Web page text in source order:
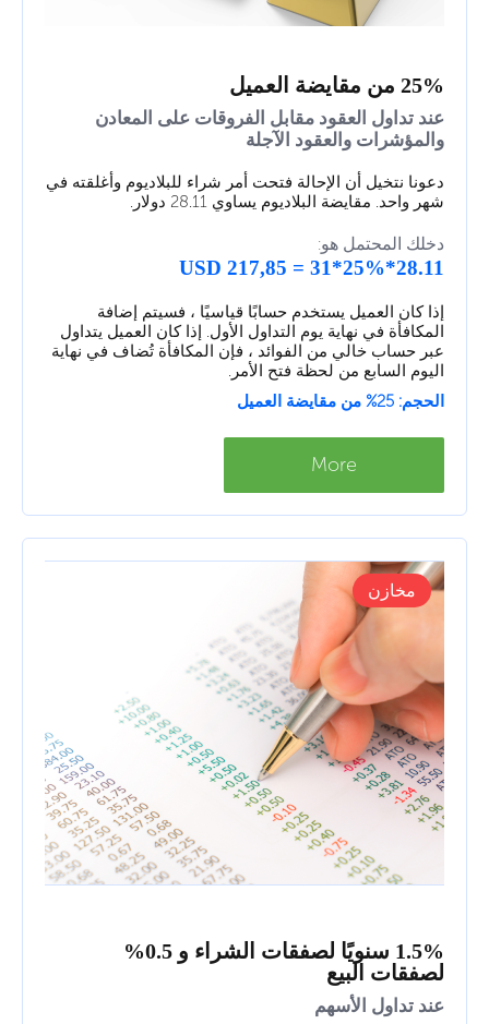
25% من مقايضة العميل
عند تداول العقود مقابل الفروقات على المعادن
والمؤشرات والعقود الآجلة
دعونا نتخيل أن الإحالة فتحت أمر شراء للبلاديوم وأغلقته في
شهر واحد. مقايضة البلاديوم يساوي 28.11 دولار.
دخلك المحتمل هو:
28.11*25%*31 = 217,85 USD
إذا كان العميل يستخدم حسابًا قياسيًا ، فسيتم إضافة
المكافأة في نهاية يوم التداول الأول. إذا كان العميل يتداول
عبر حساب خالي من الفوائد ، فإن المكافأة تُضاف في نهاية
اليوم السابع من لحظة فتح الأمر.
الحجم: 25% من مقايضة العميل
More
مخازن
1.5% سنويًا لصفقات الشراء و 0.5%
لصفقات البيع
عند تداول الأسهم